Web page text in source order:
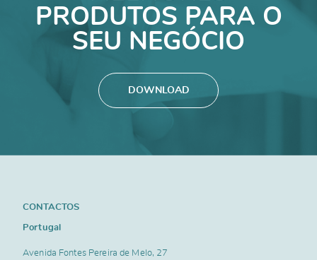
PRODUTOS PARA O
SEU NEGÓCIO
DOWNLOAD
CONTACTOS
Portugal
Avenida Fontes Pereira de Melo, 27